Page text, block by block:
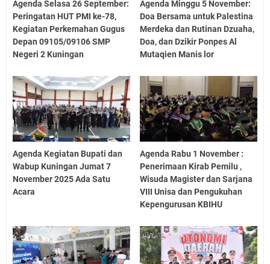
Agenda Selasa 26 September:
Peringatan HUT PMI ke-78,
Kegiatan Perkemahan Gugus
Depan 09105/09106 SMP
Negeri 2 Kuningan
Agenda Minggu 5 November:
Doa Bersama untuk Palestina
Merdeka dan Rutinan Dzuaha,
Doa, dan Dzikir Ponpes Al
Mutaqien Manis lor
Agenda Kegiatan Bupati dan
Wabup Kuningan Jumat 7
November 2025 Ada Satu
Acara
Agenda Rabu 1 November :
Penerimaan Kirab Pemilu ,
Wisuda Magister dan Sarjana
VIII Unisa dan Pengukuhan
Kepengurusan KBIHU